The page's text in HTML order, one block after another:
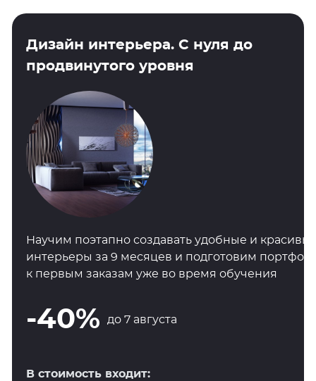
Дизайн интерьера. С нуля до
продвинутого уровня
Научим поэтапно создавать удобные и
интерьеры за 9 месяцев и подготовим
к первым заказам уже во время обучения
-40% до 7 августа
В стоимость входит: